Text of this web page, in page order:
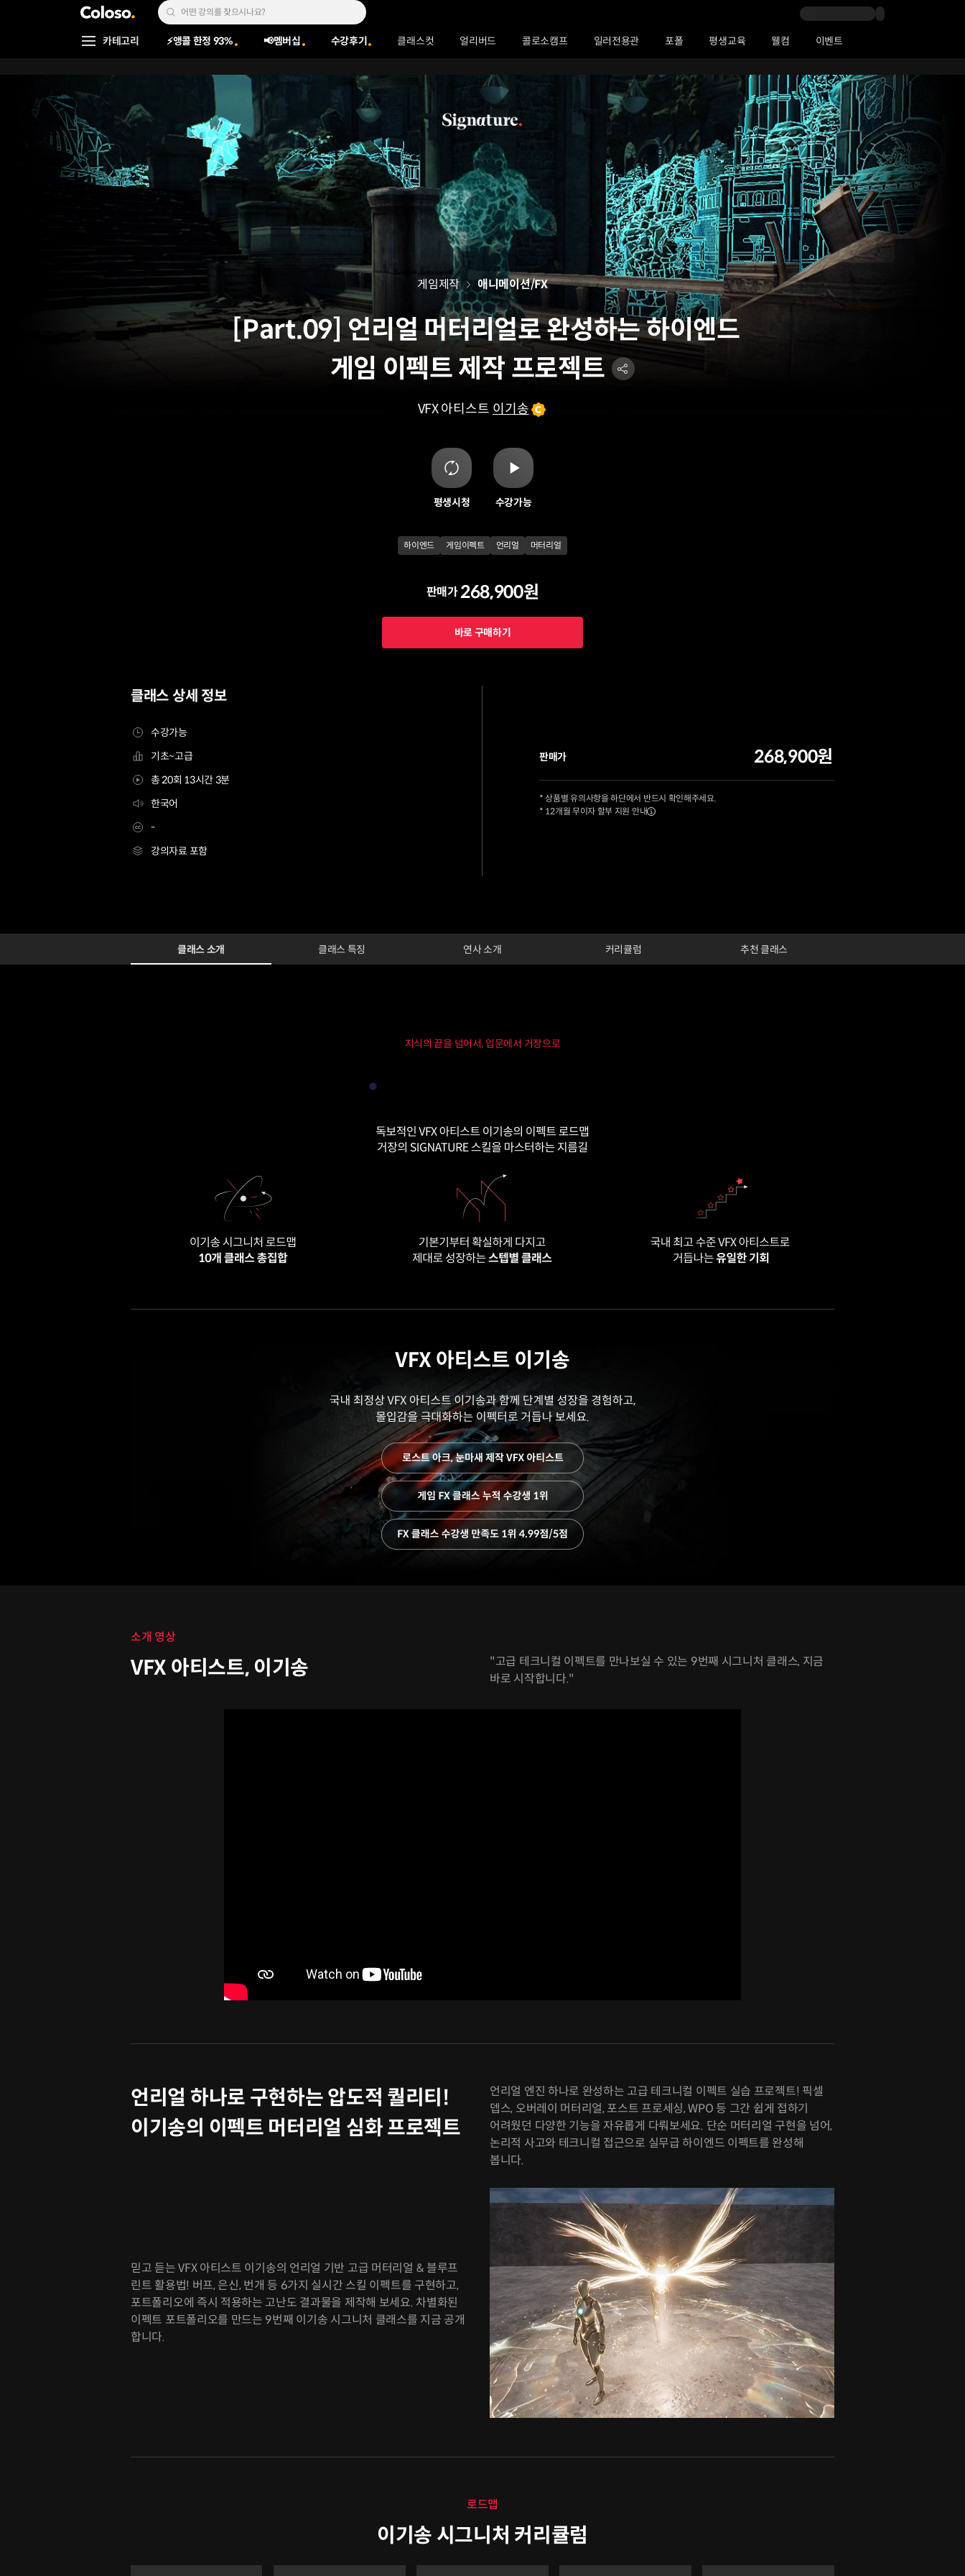
콜로소
Search Input
Coloso Menu
카테고리 ⚡앵콜 한정 93% 📢멤버십 수강후기 클래스컷 얼리버드 콜로소캠프 일러전용관 포폴 평생교육 웰컴 이벤트
[Part.09] 언리얼 머터리얼로 완성하는 하이엔드
게임 이펙트 제작 프로젝트
VFX 아티스트 이기송
게임제작 애니메이션/FX
평생시청 수강가능
하이엔드 게임이펙트 언리얼 머터리얼
판매가268,900원
바로 구매하기
클래스 상세 정보
수강가능
기초~고급
총 20회 13시간 3분
한국어
-
강의자료 포함
판매가 268,900원
* 상품별 유의사항을 하단에서 반드시 확인해주세요.
* 12개월 무이자 할부 지원 안내
Details
Configuration Information Shortcuts클래스 소개 클래스 특징 연사 소개 커리큘럼
추천 클래스
지식의 끝을 넘어서, 입문에서 거장으로
소개 영상
VFX 아티스트, 이기송
"고급 테크니컬 이펙트를 만나보실 수 있는 9번째 시그니처 클래스, 지금
바로 시작합니다."
언리얼 하나로 구현하는 압도적 퀄리티!
이기송의 이펙트 머터리얼 심화 프로젝트
언리얼 엔진 하나로 완성하는 고급 테크니컬 이펙트 실습 프로젝트! 픽셀
뎁스, 오버레이 머터리얼, 포스트 프로세싱, WPO 등 그간 쉽게 접하기
어려웠던 다양한 기능을 자유롭게 다뤄보세요. 단순 머터리얼 구현을 넘어,
논리적 사고와 테크니컬 접근으로 실무급 하이엔드 이펙트를 완성해
봅니다.
믿고 듣는 VFX 아티스트 이기송의 언리얼 기반 고급 머터리얼 & 블루프
린트 활용법! 버프, 은신, 번개 등 6가지 실시간 스킬 이펙트를 구현하고,
포트폴리오에 즉시 적용하는 고난도 결과물을 제작해 보세요. 차별화된
이펙트 포트폴리오를 만드는 9번째 이기송 시그니처 클래스를 지금 공개
합니다.
로드맵
이기송 시그니처 커리큘럼